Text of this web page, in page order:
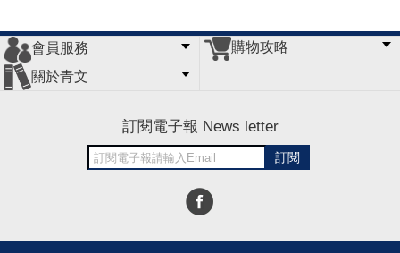
會員服務
會員辦法
客服信箱
隱私條款
網站導覽
購物攻略
關於青文
訂閱電子報 News letter
訂閱